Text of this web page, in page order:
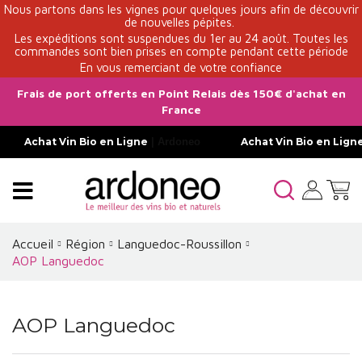
Nous partons dans les vignes pour quelques jours afin de découvrir
de nouvelles pépites.
Les expéditions sont suspendues du 1er au 24 août. Toutes les
commandes sont bien prises en compte pendant cette période
En vous remerciant de votre confiance
Frais de port offerts en Point Relais dès 150€ d'achat en
France
Achat Vin Bio en Ligne Achat Vin Bio en
Accueil Région
Languedoc-Roussillon
AOP Languedoc
AOP Languedoc